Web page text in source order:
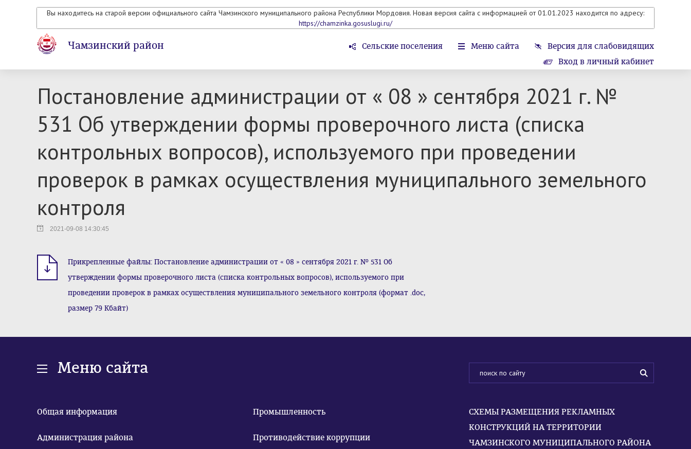
Вы находитесь на старой версии официального сайта Чамзинского муниципального района Республики Мордовия. Новая версия сайта с информацией от 01.01.2023 находится по адресу:
https://chamzinka.gosuslugi.ru/
Чамзинский район Сельские поселения Меню сайта
Версия для слабовидящих
Вход в личный кабинет
Постановление администрации от « 08 » сентября 2021 г. №
531 Об утверждении формы проверочного листа (списка
контрольных вопросов), используемого при проведении
проверок в рамках осуществления муниципального земельного
контроля
2021-09-08 14:30:45
Прикрепленные файлы: Постановление администрации от « 08 » сентября 2021 г. № 531 Об
утверждении формы проверочного листа (списка контрольных вопросов), используемого при
проведении проверок в рамках осуществления муниципального земельного контроля (формат .doc,
размер 79 Кбайт)
Меню сайта
Общая информация
Администрация района
Промышленность
Противодействие коррупции
СХЕМЫ РАЗМЕЩЕНИЯ РЕКЛАМНЫХ
КОНСТРУКЦИЙ НА ТЕРРИТОРИИ
ЧАМЗИНСКОГО МУНИЦИПАЛЬНОГО РАЙОНА